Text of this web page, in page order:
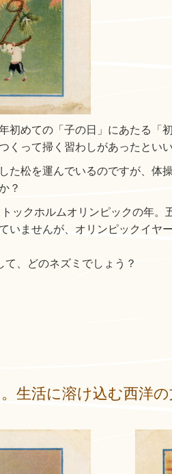
初めての「子の日」にあたる「
くって掃く習わしがあったとい
た松を運んでいるのですが、
？
ックホルムオリンピックの年。
いませんが、オリンピックイヤ
、どのネズミでしょう？
生活に溶け込む西洋